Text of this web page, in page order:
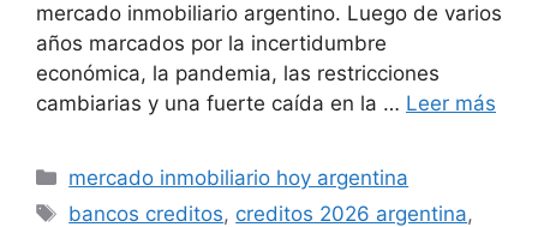
mercado inmobiliario argentino. Luego de varios
años marcados por la incertidumbre
económica, la pandemia, las restricciones
cambiarias y una fuerte caída en la … Leer más
Categorías
mercado inmobiliario hoy argentina
Etiquetas
bancos creditos, creditos 2026 argentina,